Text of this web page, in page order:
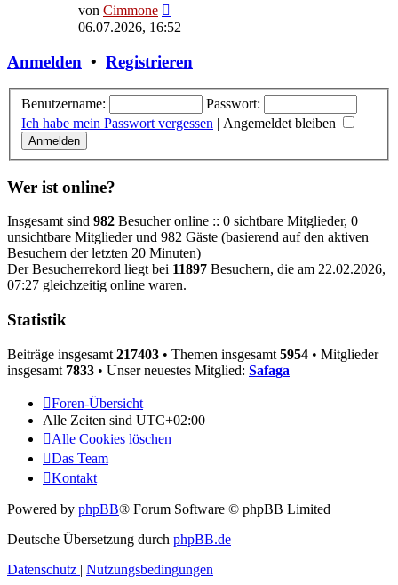
von Cimmone
Beitrag
06.07.2026, 16:52
Anmelden • Registrieren
Benutzername:
Passwort:
Ich habe mein Passwort vergessen | Angemeldet bleiben
Wer ist online?
Insgesamt sind 982 Besucher online :: 0 sichtbare Mitglieder, 0
unsichtbare Mitglieder und 982 Gäste (basierend auf den aktiven
Besuchern der letzten 20 Minuten)
Der Besucherrekord liegt bei 11897 Besuchern, die am 22.02.2026,
07:27 gleichzeitig online waren.
Statistik
Beiträge insgesamt 217403 • Themen insgesamt 5954 • Mitglieder
insgesamt 7833 • Unser neuestes Mitglied: Safaga
Foren-Übersicht
Alle Zeiten sind UTC+02:00
Alle Cookies löschen
Das Team
Kontakt
Powered by phpBB® Forum Software © phpBB Limited
Deutsche Übersetzung durch phpBB.de
Datenschutz | Nutzungsbedingungen